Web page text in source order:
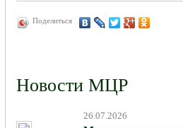
Поделиться
Новости МЦР
26.07.2026